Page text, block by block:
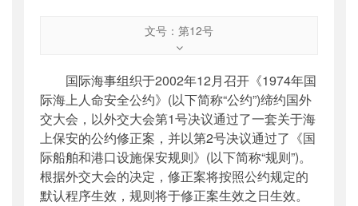
文号：第12号
公开日期：2004年07月01日
主题词： 安全;国际船舶和港口设施保安规则;
修正...
机构分类：国际合作司
主题分类：其他
公文类型：其他
国际海事组织于2002年12月召开《1974年国
际海上人命安全公约》(以下简称“公约”)缔约国外
交大会，以外交大会第1号决议通过了一套关于海
上保安的公约修正案，并以第2号决议通过了《国
际船舶和港口设施保安规则》(以下简称“规则”)。
根据外交大会的决定，修正案将按照公约规定的
默认程序生效，规则将于修正案生效之日生效。